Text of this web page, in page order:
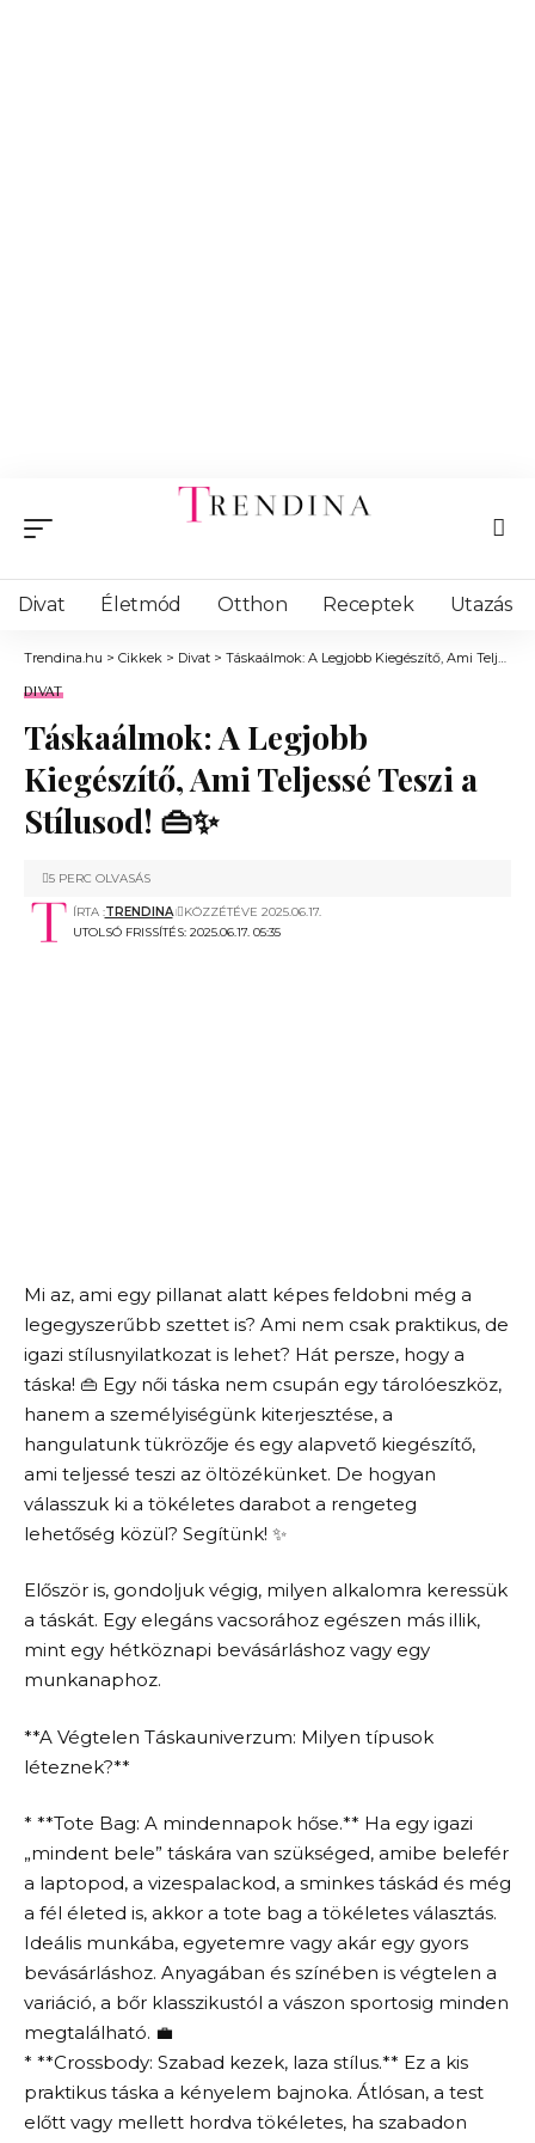
Divat Életmód Otthon Receptek Utazás
Trendina.hu > Cikkek > Divat > Táskaálmok: A Legjobb Kiegészítő, Ami Teljessé Teszi a Stílusod! 👜✨
DIVAT
Táskaálmok: A Legjobb
Kiegészítő, Ami Teljessé Teszi a
Stílusod! 👜✨
UTOLSÓ FRISSÍTÉS: 2025.06.17. 05:35
ÍRTA :TRENDINA KÖZZÉTÉVE 2025.06.17.
5 PERC OLVASÁS
Mi az, ami egy pillanat alatt képes feldobni még a
legegyszerűbb szettet is? Ami nem csak praktikus, de
igazi stílusnyilatkozat is lehet? Hát persze, hogy a
táska! 👜 Egy női táska nem csupán egy tárolóeszköz,
hanem a személyiségünk kiterjesztése, a
hangulatunk tükrözője és egy alapvető kiegészítő,
ami teljessé teszi az öltözékünket. De hogyan
válasszuk ki a tökéletes darabot a rengeteg
lehetőség közül? Segítünk! ✨
Először is, gondoljuk végig, milyen alkalomra keressük
a táskát. Egy elegáns vacsorához egészen más illik,
mint egy hétköznapi bevásárláshoz vagy egy
munkanaphoz.
**A Végtelen Táskauniverzum: Milyen típusok
léteznek?**
* **Tote Bag: A mindennapok hőse.** Ha egy igazi
„mindent bele” táskára van szükséged, amibe belefér
a laptopod, a vizespalackod, a sminkes táskád és még
a fél életed is, akkor a tote bag a tökéletes választás.
Ideális munkába, egyetemre vagy akár egy gyors
bevásárláshoz. Anyagában és színében is végtelen a
variáció, a bőr klasszikustól a vászon sportosig minden
megtalálható. 💼
* **Crossbody: Szabad kezek, laza stílus.** Ez a kis
praktikus táska a kényelem bajnoka. Átlósan, a test
előtt vagy mellett hordva tökéletes, ha szabadon